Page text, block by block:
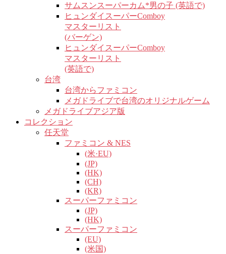
サムスンスーパーカム*男の子 (英語で)
ヒュンダイスーパーComboy
マスターリスト
(バーゲン)
ヒュンダイスーパーComboy
マスターリスト
(英語で)
台湾
台湾からファミコン
メガドライブで台湾のオリジナルゲーム
メガドライブアジア版
コレクション
任天堂
ファミコン & NES
(米·EU)
(JP)
(HK)
(CH)
(KR)
スーパーファミコン
(JP)
(HK)
スーパーファミコン
(EU)
(米国)